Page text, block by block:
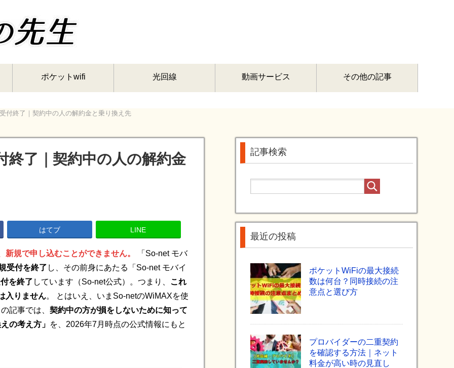
ポケットwifi 光回線 動画サービス その他の記事
付終了｜契約中の人の解約金と乗り換え先
了｜契約中の人の解約金
はてブ LINE
規で申し込むことができません。
「So-net モバ
受付を終了 し、その前身にあたる「So-net モバイ
を終了 しています（So-net公式）。つまり、 これ
入りません。 とはいえ、いまSo-netのWiMAXを使
記事では、 契約中の方が損をしないために知って
の考え方」 を、2026年7月時点の公式情報にもと
記事検索
最近の投稿
ポケットWiFiの最大接続
数は何台？同時接続の注
意点と選び方
プロバイダーの二重契約
を確認する方法｜ネット
料金が高い時の見直し